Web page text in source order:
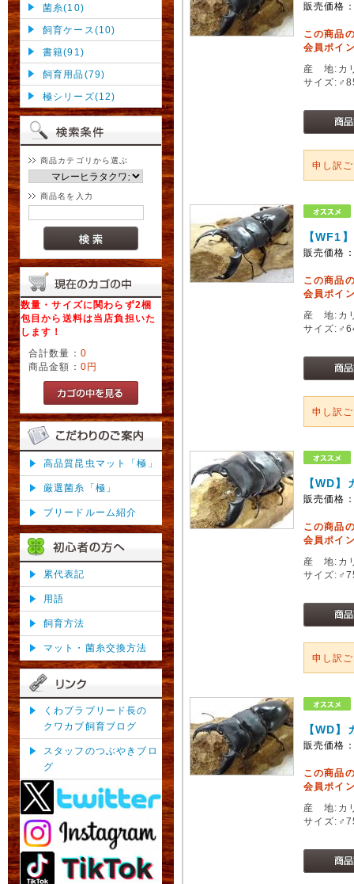
菌糸(10)
飼育ケース(10)
書籍(91)
飼育用品(79)
極シリーズ(12)
商品カテゴリから選ぶ
商品名を入力
数量・サイズに関わらず2梱
包目から送料は当店負担いた
します！
合計数量： 0
商品金額： 0円
高品質昆虫マット「極」
厳選菌糸「極」
ブリードルーム紹介
累代表記
用語
飼育方法
マット・菌糸交換方法
くわプラブリード長の
クワカブ飼育ブログ
スタッフのつぶやきブロ
グ
販売価格
この商品
会員ポイ
産 地:カ
サイズ
申し訳
【WF1
販売価格
この商品
会員ポイ
産 地:カ
サイズ
申し訳
【WD
販売価格
この商品
会員ポイ
産 地:カ
サイズ
申し訳
【WD
販売価格
この商品
会員ポイ
産 地:カ
サイズ